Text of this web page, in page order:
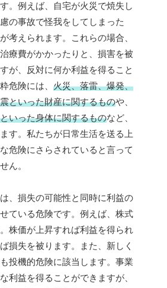
。例えば、自宅が火災で焼失し
の事故で怪我をしてしまった
考えられます。これらの場合、
療費がかかったりと、損害を被
が、反対に何か利益を得ること
危険には、 火災、落雷、爆発、
といった財産に関するものや、
いった身体に関するものなど、
す。私たちが日常生活を送る上
危険にさらされていると言って
ん。
、損失の可能性と同時に利益の
ている危険です。例えば、株式
株価が上昇すれば利益を得られ
損失を被ります。また、新しく
投機的危険に該当します。事業
利益を得ることができますが、